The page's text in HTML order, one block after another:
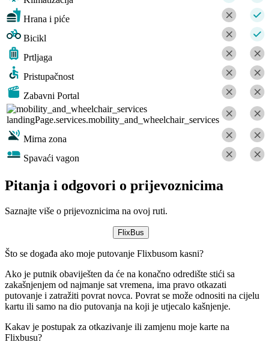
Hrana i piće
Bicikl
Prtljaga
Pristupačnost
Zabavni Portal
landingPage.services.mobility_and_wheelchair_services
Mirna zona
Spavaći vagon
Pitanja i odgovori o prijevoznicima
Saznajte više o prijevoznicima na ovoj ruti.
FlixBus
Što se događa ako moje putovanje Flixbusom kasni?
Ako je putnik obaviješten da će na konačno odredište stići sa
zakašnjenjem od najmanje sat vremena, ima pravo otkazati
putovanje i zatražiti povrat novca. Povrat se može odnositi na cijelu
kartu ili samo na dio putovanja na koji je utjecalo kašnjenje.
Kakav je postupak za otkazivanje ili zamjenu moje karte na
Flixbusu?